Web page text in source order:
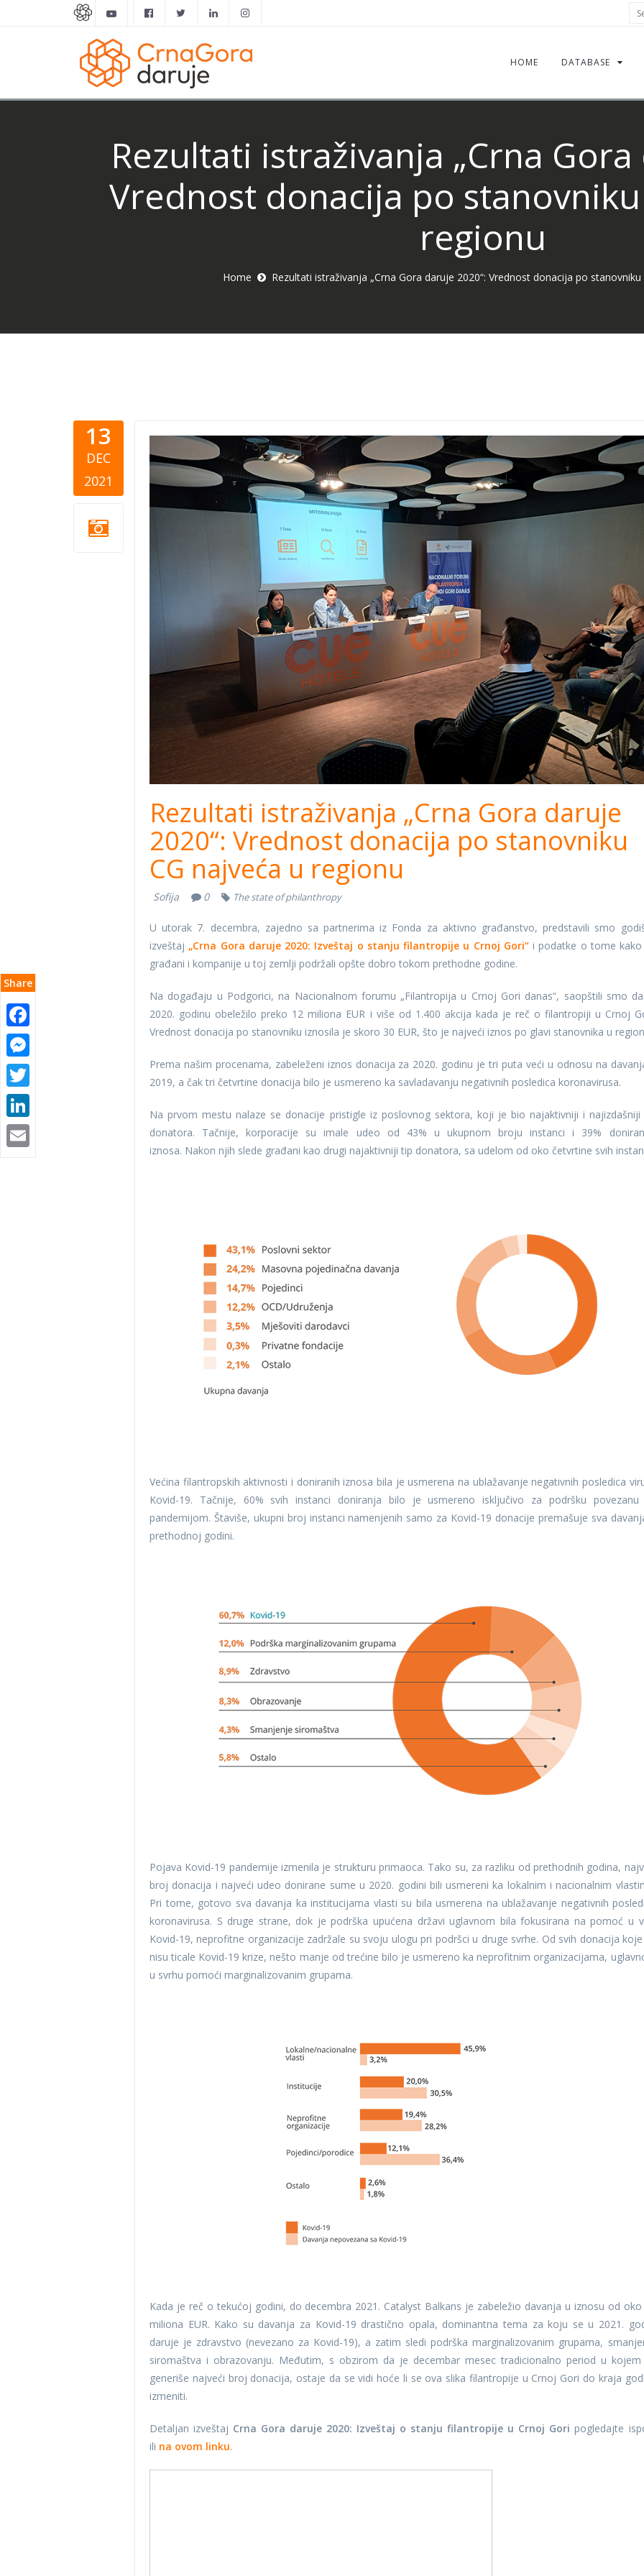
HOME DATABASE
Rezultati istraživanja „Crna Gora
Vrednost donacija po stanovniku
regionu
Home Rezultati istraživanja „Crna Gora daruje 2020“: Vrednost donacija po
13
DEC
2021
Share
CG-1.jpg
Rezultati istraživanja „Crna Gora daruje
2020“: Vrednost donacija po stanovniku
CG najveća u regionu
Sofija 0 The state of philanthropy
U utorak 7. decembra, zajedno sa partnerima iz Fonda za aktivno građanstvo, predstavili smo
izveštaj „Crna Gora daruje 2020: Izveštaj o stanju filantropije u Crnoj Gori“i podatke o tome kako
građani i kompanije u toj zemlji podržali opšte dobro tokom prethodne godine.
Na događaju u Podgorici, na Nacionalnom forumu „Filantropija u Crnoj Gori danas“, saopštili smo
2020. godinu obeležilo preko 12 miliona EUR i više od 1.400 akcija kada je reč o filantropiji u Crnoj
Vrednost donacija po stanovniku iznosila je skoro 30 EUR, što je najveći iznos po glavi stanovnika u
Prema našim procenama, zabeleženi iznos donacija za 2020. godinu je tri puta veći u odnosu na
2019, a čak tri četvrtine donacija bilo je usmereno ka savladavanju negativnih posledica koronavirusa.
Na prvom mestu nalaze se donacije pristigle iz poslovnog sektora, koji je bio najaktivniji i najizdašniji
donatora. Tačnije, korporacije su imale udeo od 43% u ukupnom broju instanci i 39%
iznosa. Nakon njih slede građani kao drugi najaktivniji tip donatora, sa udelom od oko četvrtine svih
Većina filantropskih aktivnosti i doniranih iznosa bila je usmerena na ublažavanje negativnih posledica
Kovid-19. Tačnije, 60% svih instanci doniranja bilo je usmereno isključivo za podršku povezanu
pandemijom. Štaviše, ukupni broj instanci namenjenih samo za Kovid-19 donacije premašuje sva
prethodnoj godini.
Pojava Kovid-19 pandemije izmenila je strukturu primaoca. Tako su, za razliku od prethodnih godina,
broj donacija i najveći udeo donirane sume u 2020. godini bili usmereni ka lokalnim i nacionalnim
Pri tome, gotovo sva davanja ka institucijama vlasti su bila usmerena na ublažavanje negativnih
koronavirusa. S druge strane, dok je podrška upućena državi uglavnom bila fokusirana na pomoć u
Kovid-19, neprofitne organizacije zadržale su svoju ulogu pri podršci u druge svrhe. Od svih donacija
nisu ticale Kovid-19 krize, nešto manje od trećine bilo je usmereno ka neprofitnim organizacijama,
u svrhu pomoći marginalizovanim grupama.
Kada je reč o tekućoj godini, do decembra 2021. Catalyst Balkans je zabeležio davanja u iznosu od oko
miliona EUR. Kako su davanja za Kovid-19 drastično opala, dominantna tema za koju se u 2021.
daruje je zdravstvo (nevezano za Kovid-19), a zatim sledi podrška marginalizovanim grupama,
siromaštva i obrazovanju. Međutim, s obzirom da je decembar mesec tradicionalno period u kojem
generiše najveći broj donacija, ostaje da se vidi hoće li se ova slika filantropije u Crnoj Gori do kraja
izmeniti.
Detaljan izveštaj Crna Gora daruje 2020: Izveštaj o stanju filantropije u Crnoj Gori pogledajte
ili na ovom linku.